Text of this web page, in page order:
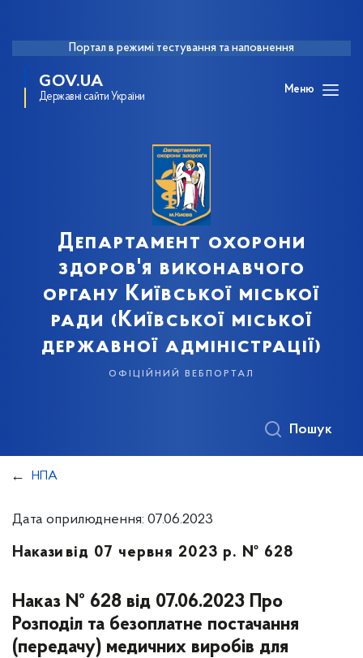
Портал в режимі тестування та наповнення
GOV.UA
Державні сайти України
Меню
Департамент охорони
здоров'я виконавчого
органу Київської міської
ради (Київської міської
державної адміністрації)
офіційний вебпортал
Пошук
НПА
Дата оприлюднення: 07.06.2023
Накази від 07 червня 2023 р. № 628
Наказ № 628 від 07.06.2023 Про
Розподіл та безоплатне постачання
(передачу) медичних виробів для